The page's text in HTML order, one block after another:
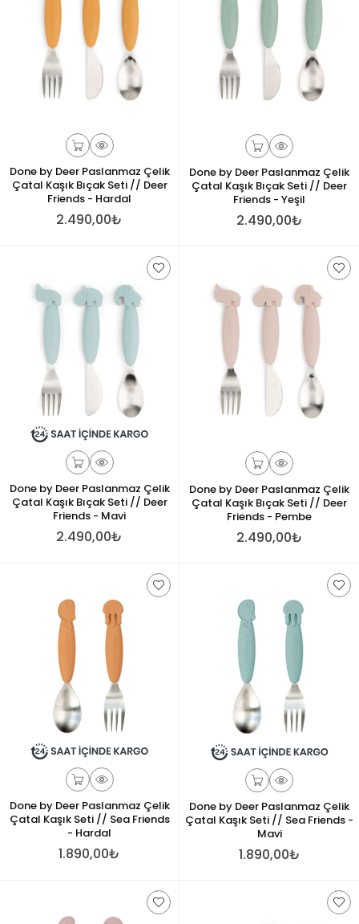
Done by Deer Paslanmaz Çelik
Çatal Kaşık Bıçak Seti // Deer
Friends - Hardal
2.490,00₺
Done by Deer Paslanmaz Çelik
Çatal Kaşık Bıçak Seti // Deer
Friends - Yeşil
2.490,00₺
Done by Deer Paslanmaz Çelik
Çatal Kaşık Bıçak Seti // Deer
Friends - Mavi
2.490,00₺
Done by Deer Paslanmaz Çelik
Çatal Kaşık Bıçak Seti // Deer
Friends - Pembe
2.490,00₺
Done by Deer Paslanmaz Çelik
Çatal Kaşık Seti // Sea Friends
- Hardal
1.890,00₺
Done by Deer Paslanmaz Çelik
Çatal Kaşık Seti // Sea Friends -
Mavi
1.890,00₺